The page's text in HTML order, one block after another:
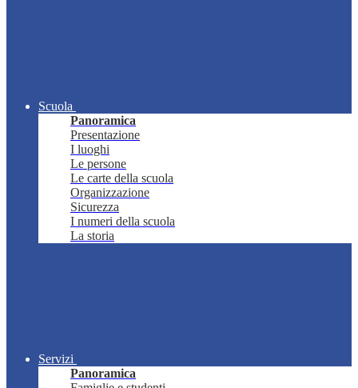
Scuola
Panoramica
Presentazione
I luoghi
Le persone
Le carte della scuola
Organizzazione
Sicurezza
I numeri della scuola
La storia
Servizi
Panoramica